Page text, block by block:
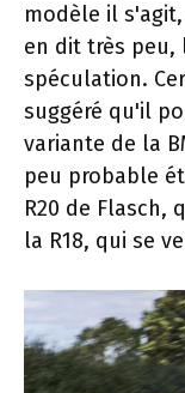
modèle il
en dit très peu,
spéculation.
suggéré qu'il
variante de la
peu probable
R20 de Flasch,
la R18, qui se